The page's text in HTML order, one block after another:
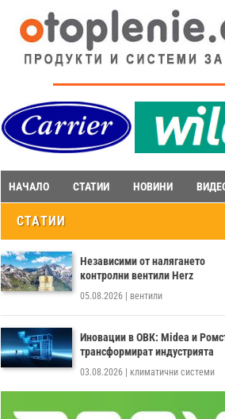
НАЧАЛО СТАТИИ НОВИНИ
СТАТИИ
Независими от налягането
контролни вентили Herz
05.08.2026 вентили
Иновации в ОВК: Midea и
трансформират индустрията
03.08.2026 климатични системи